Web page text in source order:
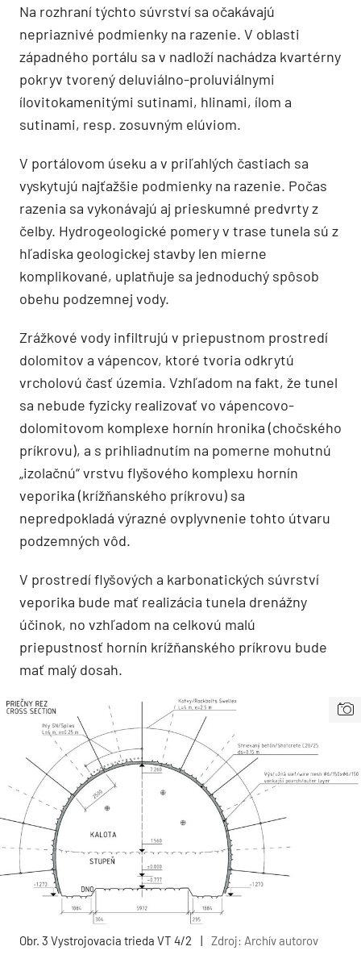
Na rozhraní týchto súvrství sa očakávajú
nepriaznivé podmienky na razenie. V oblasti
západného portálu sa v nadloží nachádza kvartérny
pokryv tvorený deluviálno-proluviálnymi
ílovitokamenitými sutinami, hlinami, ílom a
sutinami, resp. zosuvným elúviom.
V portálovom úseku a v priľahlých častiach sa
vyskytujú najťažšie podmienky na razenie. Počas
razenia sa vykonávajú aj prieskumné predvrty z
čelby. Hydrogeologické pomery v trase tunela sú z
hľadiska geologickej stavby len mierne
komplikované, uplatňuje sa jednoduchý spôsob
obehu podzemnej vody.
Zrážkové vody infiltrujú v priepustnom prostredí
dolomitov a vápencov, ktoré tvoria odkrytú
vrcholovú časť územia. Vzhľadom na fakt, že tunel
sa nebude fyzicky realizovať vo vápencovo-
dolomitovom komplexe hornín hronika (chočského
príkrovu), a s prihliadnutím na pomerne mohutnú
„izolačnú“ vrstvu flyšového komplexu hornín
veporika (krížňanského príkrovu) sa
nepredpokladá výrazné ovplyvnenie tohto útvaru
podzemných vôd.
V prostredí flyšových a karbonatických súvrství
veporika bude mať realizácia tunela drenážny
účinok, no vzhľadom na celkovú malú
priepustnosť hornín krížňanského príkrovu bude
mať malý dosah.
Obr. 3 Vystrojovacia trieda VT 4/2 | Zdroj: Archív autorov